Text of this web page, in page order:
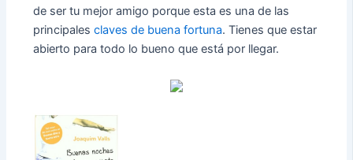
de ser tu mejor amigo porque esta es una de las
principalesclaves de buena fortuna. Tienes que estar
abierto para todo lo bueno que está por llegar.